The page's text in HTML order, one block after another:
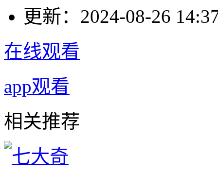
更新：2024-08-26
在线观看
app观看
相关推荐